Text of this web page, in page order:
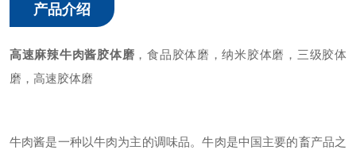
产品介绍
高速麻辣牛肉酱胶体磨 ，食品胶体磨，纳米胶体磨，三级胶体
磨，高速胶体磨
牛肉酱是一种以牛肉为主的调味品。牛肉是中国主要的畜产品之